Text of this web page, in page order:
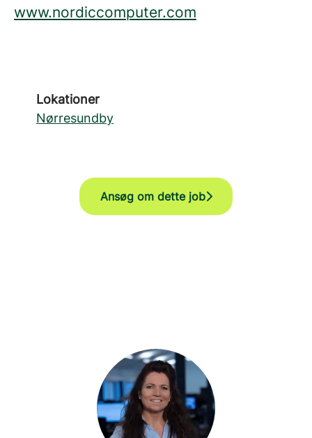
www.nordiccomputer.com
Lokationer
Nørresundby
Ansøg om dette job